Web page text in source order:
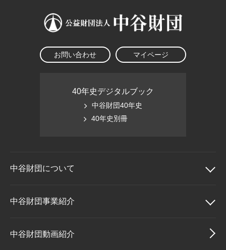
お問い合わせ マイページ
40年史デジタルブック
中谷財団40年史
40年史別冊
中谷財団について
中谷財団について
理事長挨拶
中谷財団事業紹介
中谷財団事業紹介
中谷財団動画紹介